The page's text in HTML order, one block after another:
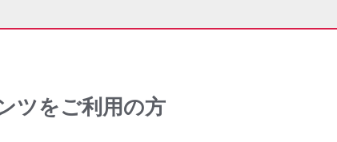
製品Q&A
ツをご利用の方